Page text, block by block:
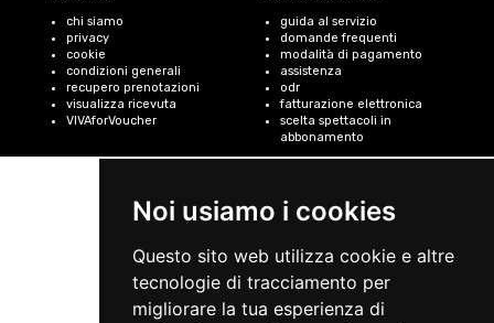
Noi usiamo i cookies
Questo sito web utilizza cookie e altre
tecnologie di tracciamento per
migliorare la tua esperienza di
chi siamo
privacy
cookie
condizioni generali
recupero prenotazioni
visualizza ricevuta
VIVAforVoucher
guida al servizio
domande frequenti
modalità di pagamento
assistenza
odr
fatturazione elettronica
scelta spettacoli in
abbonamento